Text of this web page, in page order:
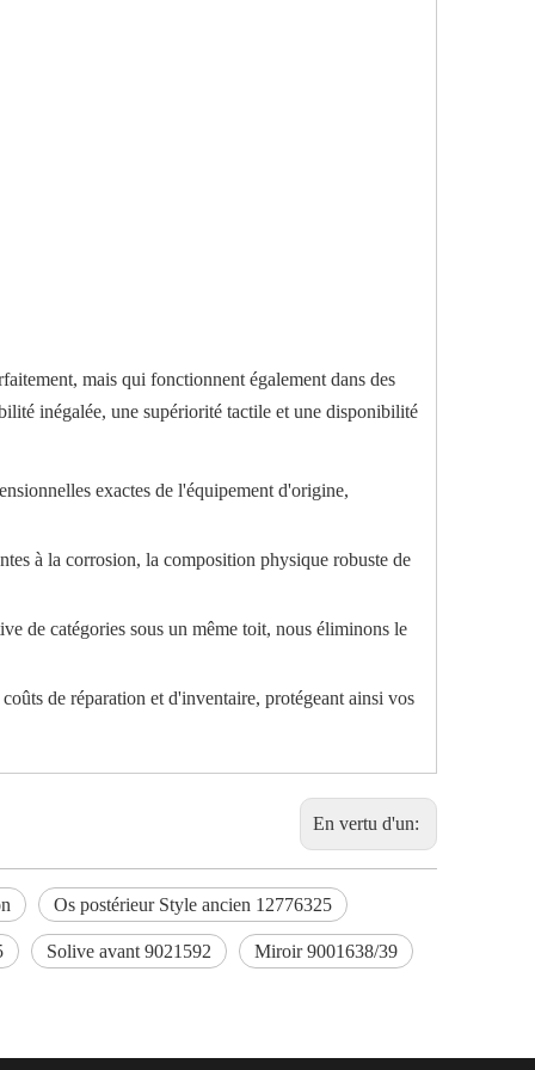
d"origine)
d"origine humaine)
mondiale, service porte à porte)
mais qui fonctionnent également dans des
inégalée, une supériorité tactile et une disponibilité
exactes de l'équipement d'origine,
à la corrosion, la composition physique robuste de
de catégories sous un même toit, nous éliminons le
de réparation et d'inventaire, protégeant ainsi vos
En vertu d'un:
Os postérieur Style ancien 12776325
Solive avant 9021592 Miroir 9001638/39